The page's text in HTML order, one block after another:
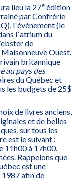
lieu la 27e édition
par Confrérie
l`événement (le
l`atrium du
de
Ouest.
britannique
au pays des
du Québec et
les budgets de 25$
de livres anciens,
et de belles
sur tous les
est le suivant :
11h00 à 17h00.
Rappelons que
est une
afin de